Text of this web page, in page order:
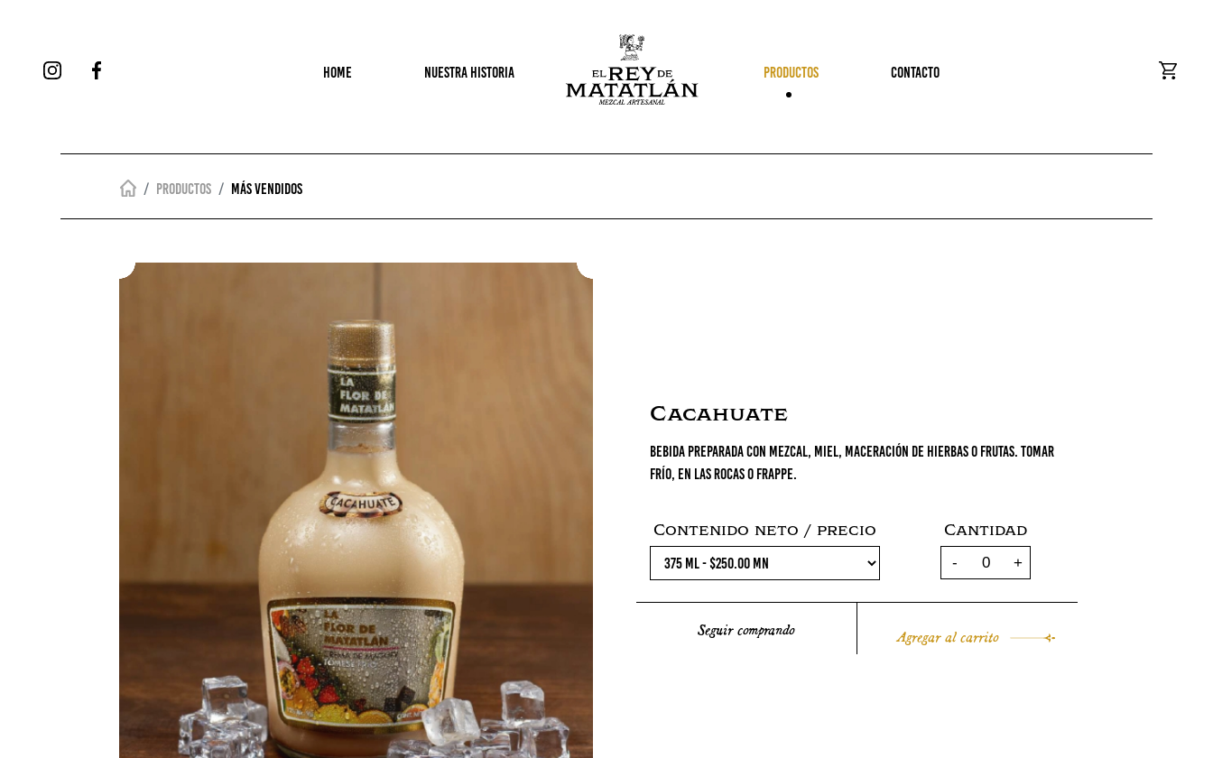
HOME NUESTRA HISTORIA PRODUCTOS CONTACTO
Productos Más vendidos
Cacahuate
Bebida preparada con mezcal, miel, maceración de hierbas o frutas. Tomar
frío, en las rocas o frappe.
Contenido neto / precio Cantidad
Seguir comprando